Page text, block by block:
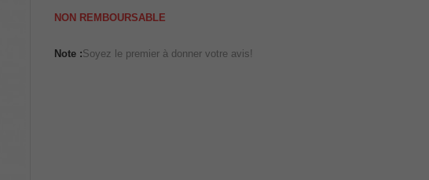
NON REMBOURSABLE
Note :Soyez le premier à donner votre avis!